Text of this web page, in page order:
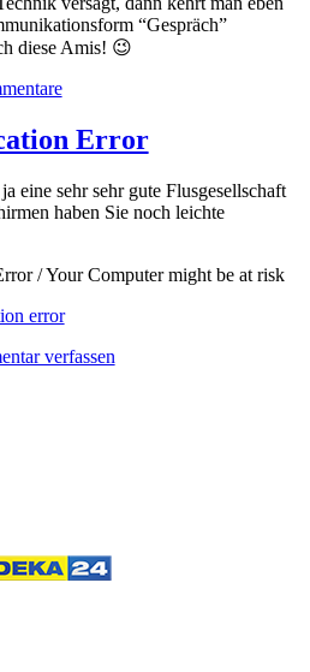
“Gespräch”
diese Amis! 😉
Error
eine sehr sehr gute Flusgesellschaft
haben Sie noch leichte
/ Your Computer might be at risk
verfassen